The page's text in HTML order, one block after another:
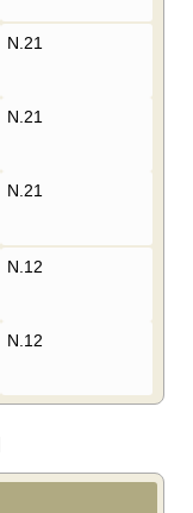
N.21
N.21
N.21
N.12
N.12